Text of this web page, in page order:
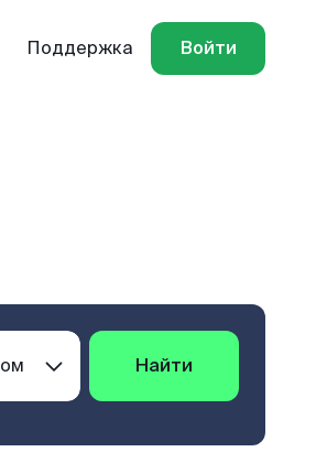
Поддержка Войти
Найти